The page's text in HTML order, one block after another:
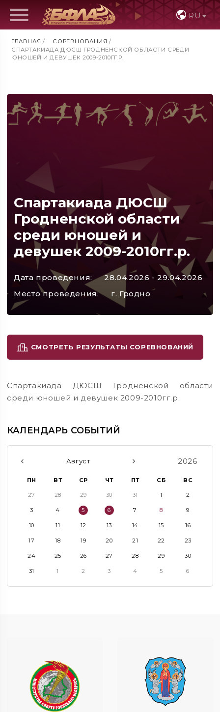
RU
ГЛАВНАЯ / СОРЕВНОВАНИЯ /
СПАРТАКИАДА ДЮСШ ГРОДНЕНСКОЙ ОБЛАСТИ СРЕДИ
ЮНОШЕЙ И ДЕВУШЕК 2009-2010ГГ.Р.
Спартакиада ДЮСШ
Гродненской области
среди юношей и
девушек 2009-2010гг.р.
Дата проведения:
28.04.2026 - 29.04.2026
Место проведения:
г. Гродно
СМОТРЕТЬ РЕЗУЛЬТАТЫ СОРЕВНОВАНИЙ
Спартакиада ДЮСШ Гродненской области
среди юношей и девушек 2009-2010гг.р.
КАЛЕНДАРЬ СОБЫТИЙ
Август 2026
ПН ВТ СР ЧТ ПТ СБ ВС
27 28 29 30 31 1 2
3 4 5 6 7 8 9
10 11 12 13 14 15 16
17 18 19 20 21 22 23
24 25 26 27 28 29 30
31 1 2 3 4 5 6